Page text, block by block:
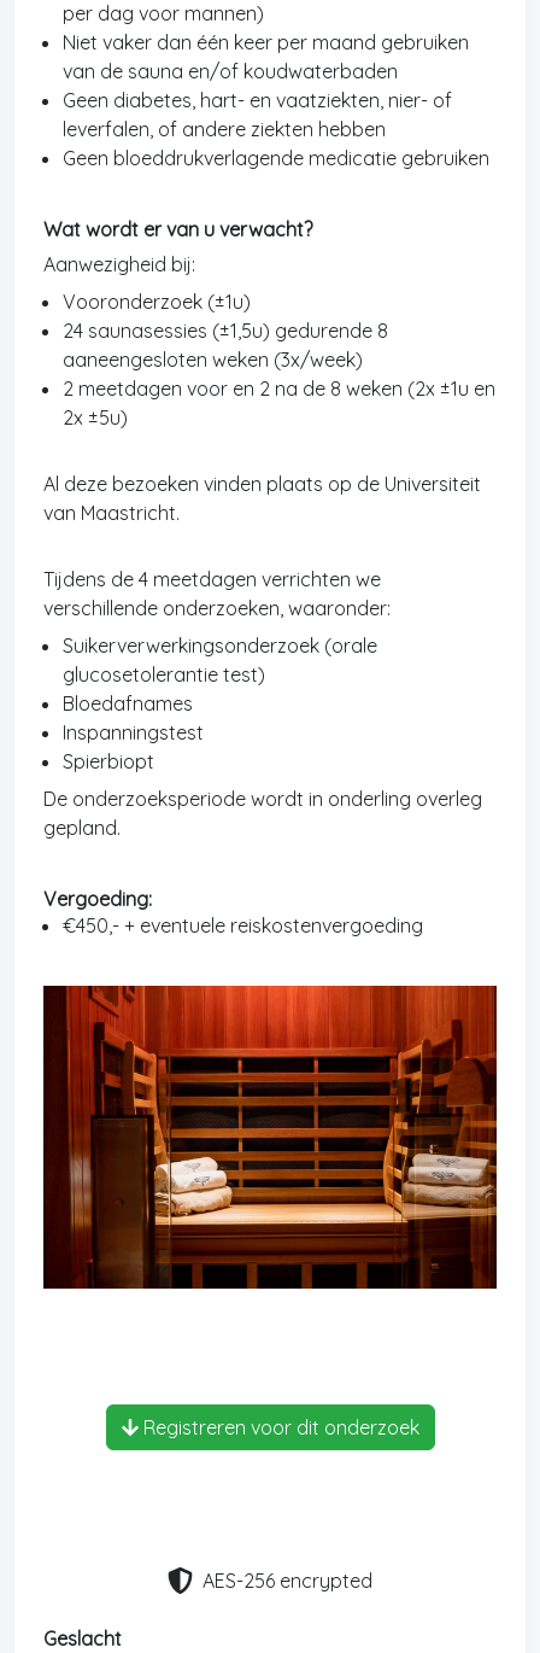
per dag voor mannen)
Niet vaker dan één keer per maand gebruiken
van de sauna en/of koudwaterbaden
Geen diabetes, hart- en vaatziekten, nier- of
leverfalen, of andere ziekten hebben
Geen bloeddrukverlagende medicatie gebruiken
Wat wordt er van u verwacht?
Aanwezigheid bij:
Vooronderzoek (±1u)
24 saunasessies (±1,5u) gedurende 8
aaneengesloten weken (3x/week)
2 meetdagen voor en 2 na de 8 weken (2x ±1u en
2x ±5u)
Al deze bezoeken vinden plaats op de Universiteit
van Maastricht.
Tijdens de 4 meetdagen verrichten we
verschillende onderzoeken, waaronder:
Suikerverwerkingsonderzoek (orale
glucosetolerantie test)
Bloedafnames
Inspanningstest
Spierbiopt
De onderzoeksperiode wordt in onderling overleg
gepland.
Vergoeding:
€450,- + eventuele reiskostenvergoeding
Registreren voor dit onderzoek
AES-256 encrypted
Geslacht